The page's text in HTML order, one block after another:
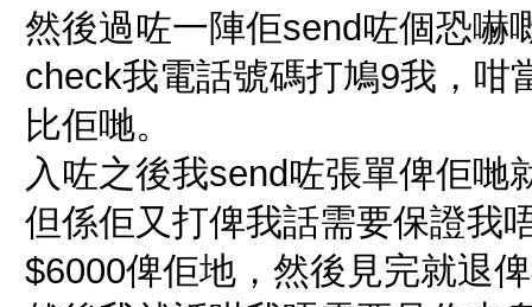
然後過咗一陣佢send咗個恐嚇
check我電話號碼打鳩9我，咁
比佢哋。
入咗之後我send咗張單俾佢哋
但係佢又打俾我話需要保證我
$6000俾佢地，然後見完就退